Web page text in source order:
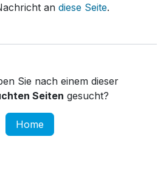
an diese Seite.
Sie nach einem dieser
Seiten gesucht?
Home